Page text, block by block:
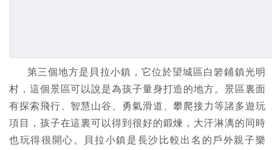
第三個地方是貝拉小鎮，它位於望城區白箬鋪鎮光明
村，這個景區可以說是為孩子量身打造的地方。景區裏面
有探索飛行、智慧山谷、勇氣滑道、攀爬接力等諸多遊玩
項目，孩子在這裏可以得到很好的鍛煉，大汗淋漓的同時
也玩得很開心。貝拉小鎮是長沙比較出名的戶外親子樂